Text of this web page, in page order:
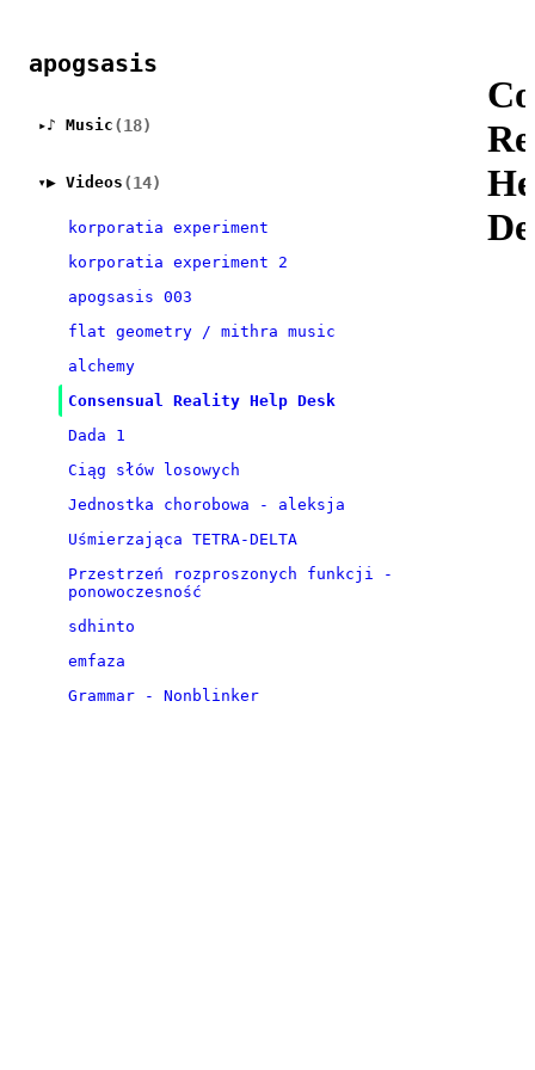
apogsasis
▸♪ Music (18)
▸▶ Videos (14)
korporatia experiment
korporatia experiment 2
apogsasis 003
flat geometry / mithra music
alchemy
Consensual Reality Help Desk
Dada 1
Ciąg słów losowych
Jednostka chorobowa - aleksja
Uśmierzająca TETRA-DELTA
Przestrzeń rozproszonych funkcji -
ponowoczesność
sdhinto
emfaza
Grammar - Nonblinker